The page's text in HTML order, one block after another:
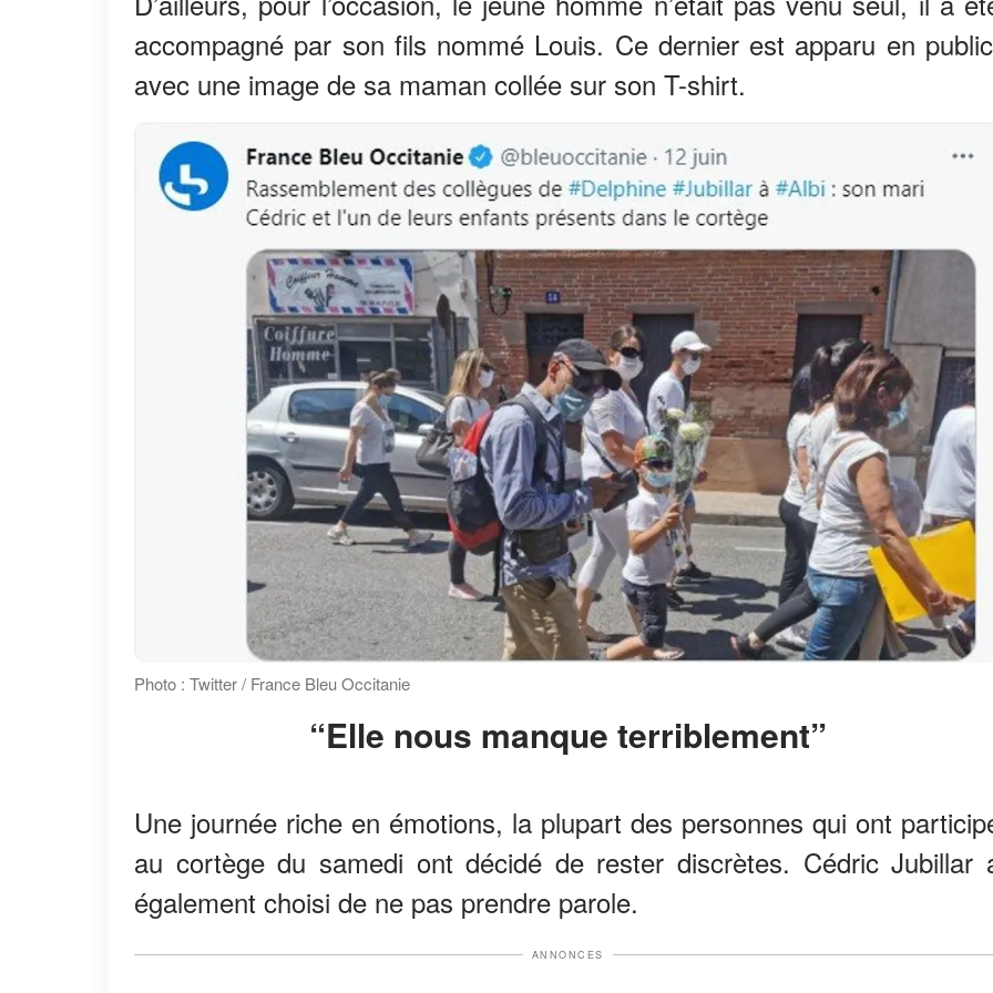
accompagné par son fils nommé Louis. Ce dernier est apparu en
avec une image de sa maman collée sur son T-shirt.
Photo : Twitter / France Bleu Occitanie
“elle nous manque terriblement”
Une journée riche en émotions, la plupart des personnes qui ont
au cortège du samedi ont décidé de rester discrètes. Cédric Jubillar
également choisi de ne pas prendre parole.
ANNONCES